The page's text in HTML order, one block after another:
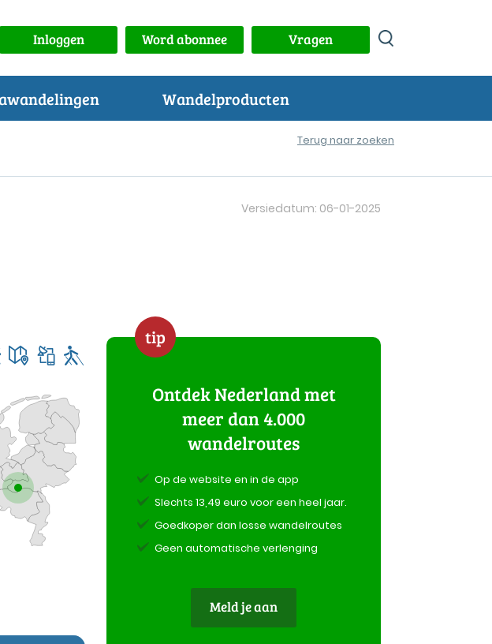
Inloggen Word abonnee Vragen
Wandelproducten
Terug naar zoeken
Versiedatum: 06-01-2025
tip
Ontdek Nederland met
meer dan 4.000
wandelroutes
Op de website en in de app
Slechts 13,49 euro voor een heel jaar.
Goedkoper dan losse wandelroutes
Geen automatische verlenging
Meld je aan